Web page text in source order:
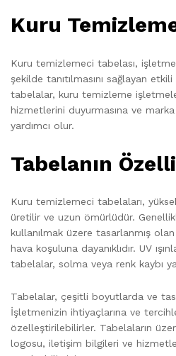
Kuru
Kuru temizlemeci tabelası,
şekilde tanıtılmasını sağlayan
tabelalar, kuru temizleme
hizmetlerini duyurmasına ve marka
yardımcı olur.
Tabelanın
Kuru temizlemeci tabelaları,
üretilir ve uzun ömürlüdür.
kullanılmak üzere tasarlanmış
hava koşuluna dayanıklıdır. UV
tabelalar, solma veya renk kaybı
Tabelalar, çeşitli boyutlarda ve
İşletmenizin ihtiyaçlarına ve
özelleştirilebilirler. Tabelaların
logosu, iletişim bilgileri ve